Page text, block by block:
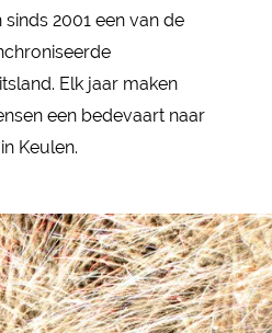
2001 een van de
Elk jaar maken
een bedevaart naar
Keulen.